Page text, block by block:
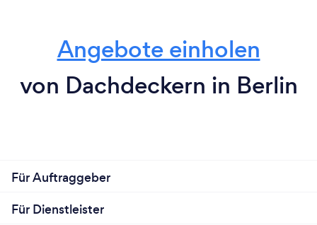
Angebote einholen
von Dachdeckern in Berlin
Für Auftraggeber
Für Dienstleister